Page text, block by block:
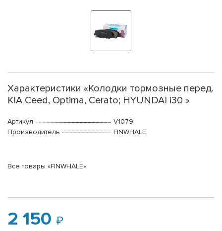
Характеристики «Колодки тормозные перед.
KIA Ceed, Optima, Cerato; HYUNDAI i30 »
Артикул
V1079
Производитель
FINWHALE
Все товары «FINWHALE»
2 150